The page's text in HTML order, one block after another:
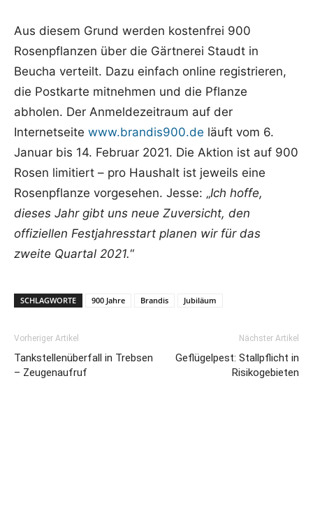
Aus diesem Grund werden kostenfrei 900
Rosenpflanzen über die Gärtnerei Staudt in
Beucha verteilt. Dazu einfach online registrieren,
die Postkarte mitnehmen und die Pflanze
abholen. Der Anmeldezeitraum auf der
Internetseite www.brandis900.de läuft vom 6.
Januar bis 14. Februar 2021. Die Aktion ist auf 900
Rosen limitiert – pro Haushalt ist jeweils eine
Rosenpflanze vorgesehen. Jesse: „Ich hoffe,
dieses Jahr gibt uns neue Zuversicht, den
offiziellen Festjahresstart planen wir für das
zweite Quartal 2021.“
SCHLAGWORTE 900 Jahre Brandis Jubiläum
Vorheriger Artikel
Tankstellenüberfall in Trebsen
– Zeugenaufruf
Nächster Artikel
Geflügelpest: Stallpflicht in
Risikogebieten